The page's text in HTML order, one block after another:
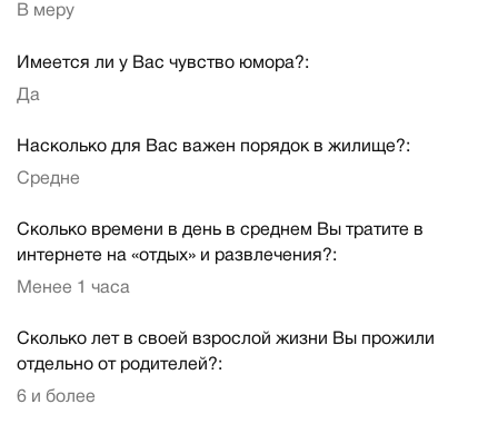
В меру
Имеется ли у Вас чувство юмора?:
Да
Насколько для Вас важен порядок в жилище?:
Средне
Сколько времени в день в среднем Вы тратите в
интернете на «отдых» и развлечения?:
Менее 1 часа
Сколько лет в своей взрослой жизни Вы прожили
отдельно от родителей?:
6 и более